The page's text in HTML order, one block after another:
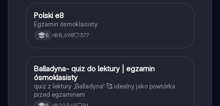
Język polski
Polski e8
Egzamin ósmoklasisty
8 8,698 377
BJęzyk polski
Balladyna- quiz do lektury | egzamin
ósmoklasisty
quiz z lektury „Balladyna” 🥰 idealny jako powtórka
przed egzaminem